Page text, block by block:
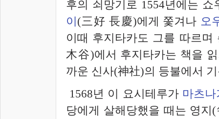
후의 쇠망기로 1554년에는
이 (三好 長慶)에게 쫓겨나 오
이때 후지타카도 그를 따르
木谷)에서 후지타카는 책을
까운 신사(神社)의 등불에서
1568년 이 요시테루가 마츠
당에게 살해당했을 때는 영